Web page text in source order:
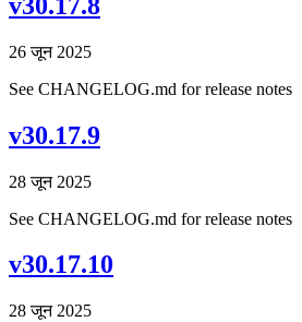
26 जून 2025
See CHANGELOG.md for release notes
v30.17.9
28 जून 2025
See CHANGELOG.md for release notes
v30.17.10
28 जून 2025